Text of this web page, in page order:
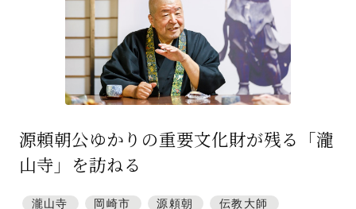
源頼朝公ゆかりの重要文化財が残る「瀧
山寺」を訪ねる
瀧山寺 岡崎市 源頼朝 伝教大師